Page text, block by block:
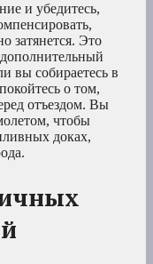
и убедитесь,
затянется. Это
вы собираетесь в
о том,
отъездом. Вы
чтобы
доках,